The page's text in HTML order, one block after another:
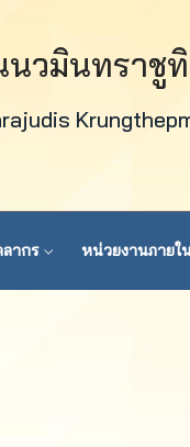
นวมินทราชู
ากร หน่วยงานภายใ